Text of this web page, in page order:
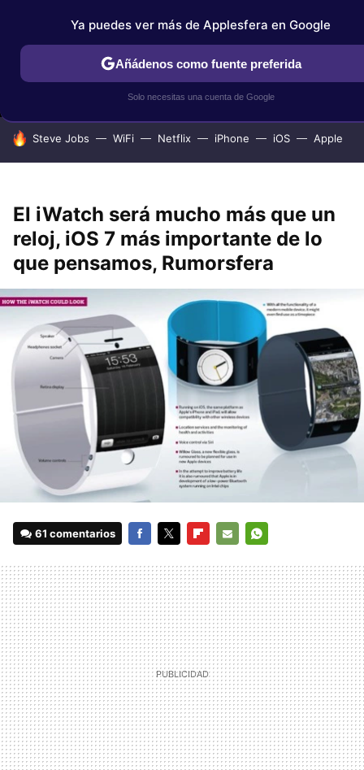
MENÚ NUEVO
TUTORIALES APPLESFERA SELECCIÓN
HOY SE HABLA DE
Steve Jobs WiFi Netflix iPhone iOS Apple
El iWatch será mucho más que un
reloj, iOS 7 más importante de lo
que pensamos, Rumorsfera
61 comentarios
MAIL
Ya puedes ver más de Applesfera en Google
Añádenos como fuente preferida
Solo necesitas una cuenta de Google